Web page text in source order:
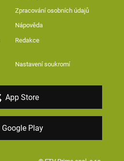
Zpracování osobních údajů
Nápověda
Redakce
Nastavení soukromí
App Store
Google Play